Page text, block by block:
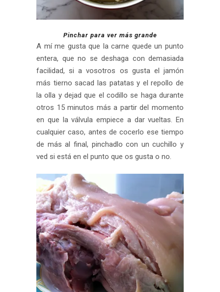
Pinchar para ver más grande
A mí me gusta que la carne quede un punto
entera, que no se deshaga con demasiada
facilidad, si a vosotros os gusta el jamón
más tierno sacad las patatas y el repollo de
la olla y dejad que el codillo se haga durante
otros 15 minutos más a partir del momento
en que la válvula empiece a dar vueltas. En
cualquier caso, antes de cocerlo ese tiempo
de más al final, pinchadlo con un cuchillo y
ved si está en el punto que os gusta o no.